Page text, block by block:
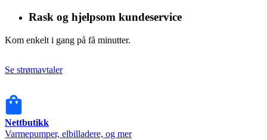
Rask og hjelpsom kundeservice
Kom enkelt i gang på få minutter.
Se strømavtaler
Nettbutikk
Varmepumper, elbilladere, og mer